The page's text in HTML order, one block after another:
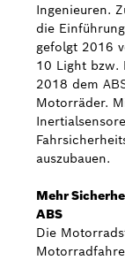
Ingenieuren.
die
gefolgt 2016
10 Light bzw.
2018 dem
Motorräder.
auszubauen.
Mehr
ABS
Die